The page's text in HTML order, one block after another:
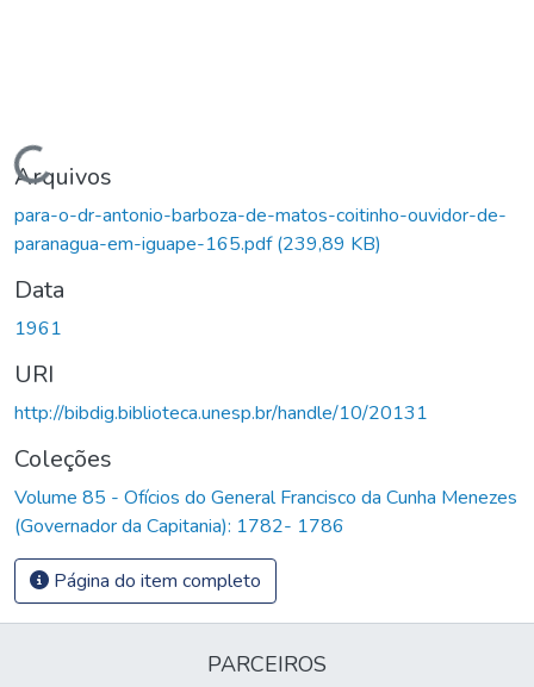
Carregando...
Arquivos
para-o-dr-antonio-barboza-de-matos-coitinho-ouvidor-de-
paranagua-em-iguape-165.pdf(239,89 KB)
Data
1961
URI
http://bibdig.biblioteca.unesp.br/handle/10/20131
Coleções
Volume 85 - Ofícios do General Francisco da Cunha Menezes
(Governador da Capitania): 1782- 1786
Página do item completo
PARCEIROS